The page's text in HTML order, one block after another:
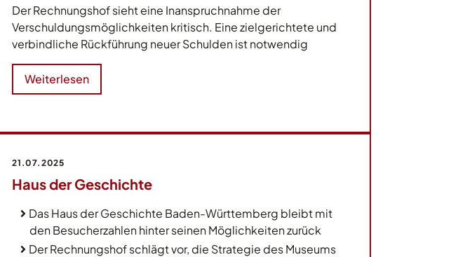
Der Rechnungshof sieht eine Inanspruchnahme der
Verschuldungsmöglichkeiten kritisch. Eine zielgerichtete und
verbindliche Rückführung neuer Schulden ist notwendig
Weiterlesen
21.07.2025
Haus der Geschichte
Das Haus der Geschichte Baden-Württemberg bleibt mit
den Besucherzahlen hinter seinen Möglichkeiten zurück
Der Rechnungshof schlägt vor, die Strategie des Museums